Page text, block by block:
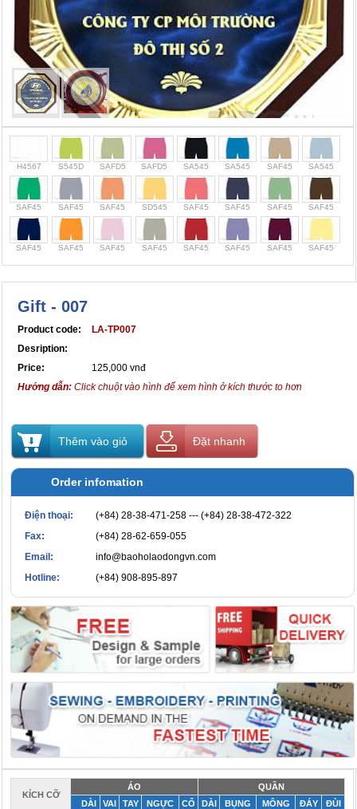
H4567 S545D SAFD5 SAFD5 SA545 SA545 SAF45 SA545
SAF45 SAF45 SAF45 SD545 SAF45 SAF45 SAF45 SAF45
SAF45 SAF45 SAF45 SAF45 SAF45 SAF45 SAF45 SAF45
Gift - 007
Product code:
LA-TP007
Desription:
Price:
125,000 vnđ
Hướng dẫn: Click chuột vào hình để xem hình ở kích thước to hơn
Thêm vào giỏ Đặt nhanh
Order infomation
Điện thoại:
(+84) 28-38-471-258 --- (+84) 28-38-472-322
Fax:
(+84) 28-62-659-055
Email:
info@baoholaodongvn.com
Hotline:
(+84) 908-895-897
KÍCH CỠ
ÁO
QUẦN
DÀI
VAI TAY NGỰC CỔ DÀI BỤNG MÔNG ĐÁY
ĐÙI
Cọc giao thông, rào chắn công trình
Bình chữa cháy, cứu hỏa
Chính sách bảo mật thông tin